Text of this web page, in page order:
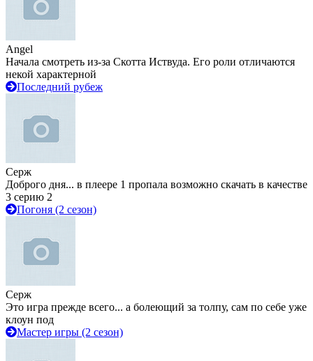
Angel
Начала смотреть из-за Скотта Иствуда. Его роли отличаются
некой характерной
Последний рубеж
Серж
Доброго дня... в плеере 1 пропала возможно скачать в качестве
3 серию 2
Погоня (2 сезон)
Серж
Это игра прежде всего... а болеющий за толпу, сам по себе уже
клоун под
Мастер игры (2 сезон)